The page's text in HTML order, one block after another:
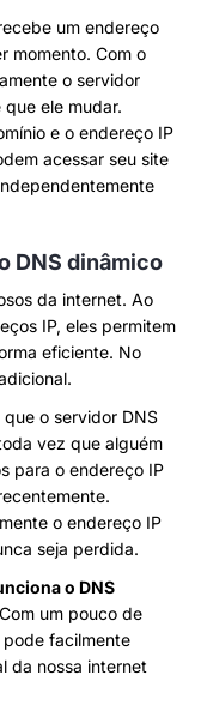
um endereço
momento. Com o
o servidor
ele mudar.
e o endereço IP
acessar seu site
DNS dinâmico
da internet. Ao
IP, eles permitem
eficiente. No
o servidor DNS
vez que alguém
para o endereço IP
o endereço IP
seja perdida.
o DNS
um pouco de
facilmente
da nossa internet